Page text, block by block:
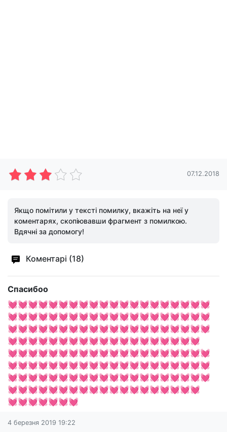
07.12.2018
Якщо помітили у тексті помилку, вкажіть на неї у
коментарях, скопіювавши фрагмент з помилкою.
Вдячні за допомогу!
Коментарі (18)
Спасибоо
💓💓💓💓💓💓💓💓💓💓💓💓💓💓💓💓💓💓💓💓
💓💓💓💓💓💓💓💓💓💓💓💓💓💓💓💓💓💓💓💓
💓💓💓💓💓💓💓💓💓💓💓💓💓💓💓💓💓💓💓💓
💓💓💓💓💓💓💓💓💓💓💓💓💓💓💓💓💓💓💓
💓💓💓💓💓💓💓💓💓💓💓💓💓💓💓💓💓💓💓💓
💓💓💓💓💓💓💓💓💓💓💓💓💓💓💓💓💓💓💓💓
💓💓💓💓💓💓💓💓💓💓💓💓💓💓💓💓💓💓💓💓
💓💓💓💓💓💓💓💓💓💓💓💓💓💓💓💓💓💓💓
💓💓💓💓💓💓💓
4 березня 2019 19:22